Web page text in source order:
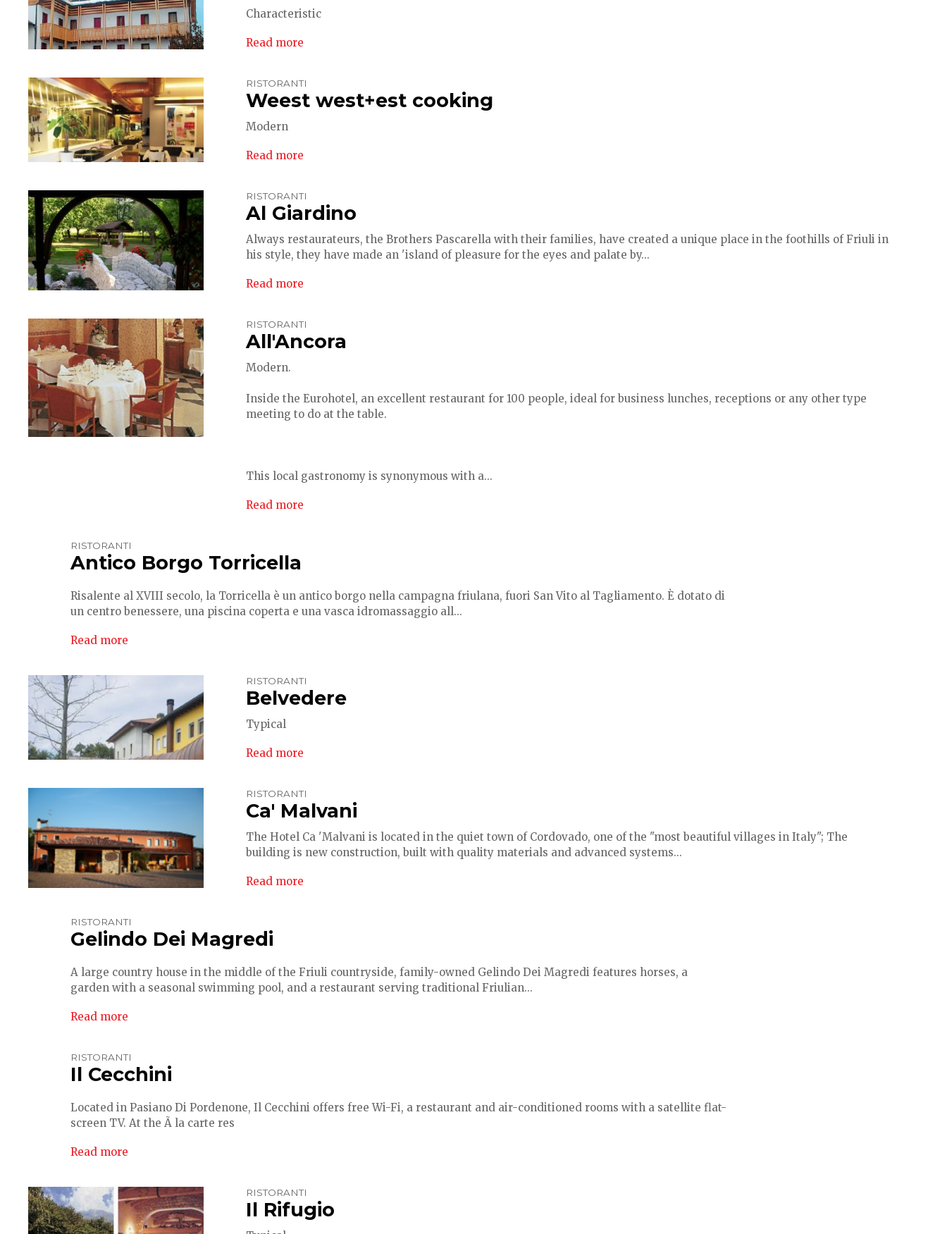
Characteristic
Read more
RISTORANTI
Weest west+est cooking
Modern
Read more
RISTORANTI
Al Giardino
Always restaurateurs, the Brothers Pascarella with their families, have created a unique place in the foothills of Friuli in
his style, they have made an 'island of pleasure for the eyes and palate by...
Read more
RISTORANTI
All'Ancora
Modern.
Inside the Eurohotel, an excellent restaurant for 100 people, ideal for business lunches, receptions or any other type
meeting to do at the table.
This local gastronomy is synonymous with a...
Read more
RISTORANTI
Antico Borgo Torricella
Risalente al XVIII secolo, la Torricella è un antico borgo nella campagna friulana, fuori San Vito al Tagliamento. È dotato di
un centro benessere, una piscina coperta e una vasca idromassaggio all...
Read more
RISTORANTI
Belvedere
Typical
Read more
RISTORANTI
Ca' Malvani
The Hotel Ca 'Malvani is located in the quiet town of Cordovado, one of the "most beautiful villages in Italy"; The
building is new construction, built with quality materials and advanced systems...
Read more
RISTORANTI
Gelindo Dei Magredi
A large country house in the middle of the Friuli countryside, family-owned Gelindo Dei Magredi features horses, a
garden with a seasonal swimming pool, and a restaurant serving traditional Friulian...
Read more
RISTORANTI
Il Cecchini
Located in Pasiano Di Pordenone, Il Cecchini offers free Wi-Fi, a restaurant and air-conditioned rooms with a satellite flat-
screen TV. At the Ã la carte res
Read more
RISTORANTI
Il Rifugio